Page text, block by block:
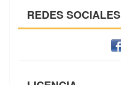
REDES SOCIALES